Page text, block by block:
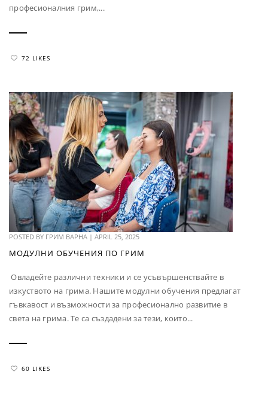
професионалния грим,...
72 LIKES
POSTED BY ГРИМ ВАРНА | APRIL 25, 2025
МОДУЛНИ ОБУЧЕНИЯ ПО ГРИМ
Овладейте различни техники и се усъвършенствайте в
изкуството на грима. Нашите модулни обучения предлагат
гъвкавост и възможности за професионално развитие в
света на грима. Те са създадени за тези, които...
60 LIKES